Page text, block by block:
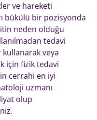
ve hareketi
bükülü bir pozisyonda
neden olduğu
tedavi
veya
için fizik tedavi
cerrahi en iyi
uzmanı
olup